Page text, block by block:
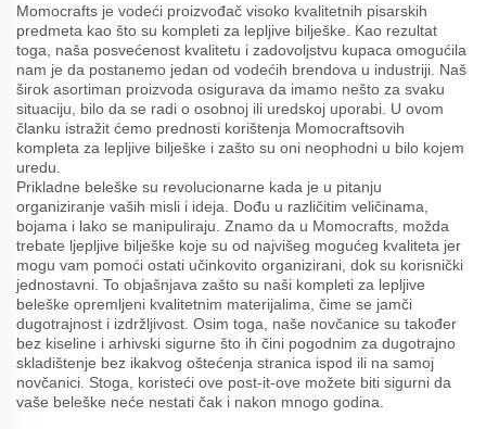
Momocrafts je vodeći proizvođač visoko kvalitetnih pisarskih
predmeta kao što su kompleti za lepljive bilješke. Kao rezultat
toga, naša posvećenost kvalitetu i zadovoljstvu kupaca omogućila
nam je da postanemo jedan od vodećih brendova u industriji. Naš
širok asortiman proizvoda osigurava da imamo nešto za svaku
situaciju, bilo da se radi o osobnoj ili uredskoj uporabi. U ovom
članku istražit ćemo prednosti korištenja Momocraftsovih
kompleta za lepljive bilješke i zašto su oni neophodni u bilo kojem
uredu.
Prikladne beleške su revolucionarne kada je u pitanju
organiziranje vaših misli i ideja. Dođu u različitim veličinama,
bojama i lako se manipuliraju. Znamo da u Momocrafts, možda
trebate ljepljive bilješke koje su od najvišeg mogućeg kvaliteta jer
mogu vam pomoći ostati učinkovito organizirani, dok su korisnički
jednostavni. To objašnjava zašto su naši kompleti za lepljive
beleške opremljeni kvalitetnim materijalima, čime se jamči
dugotrajnost i izdržljivost. Osim toga, naše novčanice su također
bez kiseline i arhivski sigurne što ih čini pogodnim za dugotrajno
skladištenje bez ikakvog oštećenja stranica ispod ili na samoj
novčanici. Stoga, koristeći ove post-it-ove možete biti sigurni da
vaše beleške neće nestati čak i nakon mnogo godina.